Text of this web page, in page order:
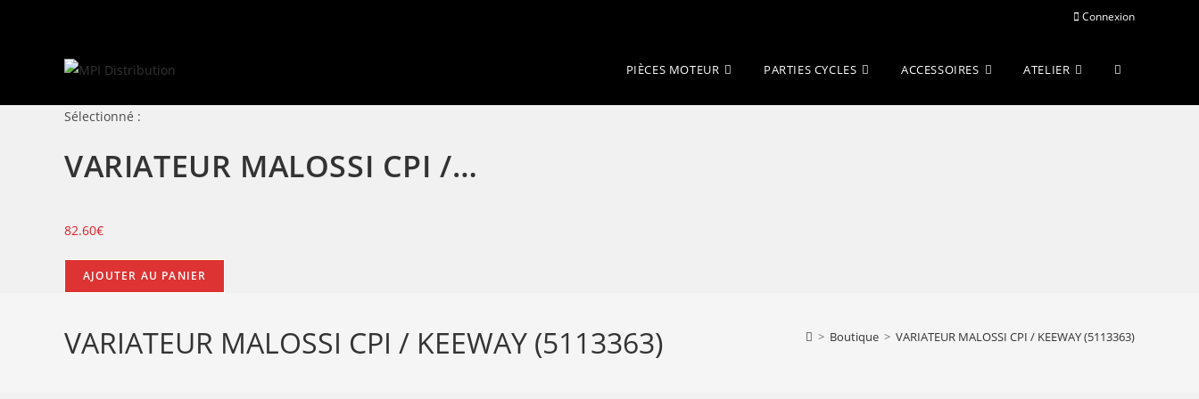
Connexion
PIÈCES MOTEUR PARTIES CYCLES ACCESSOIRES ATELIER Toggle
Sélectionné :
VARIATEUR MALOSSI CPI /…
82.60€
quantité
de
MALOSSI
CPI
AJOUTER AU PANIER
VARIATEUR MALOSSI CPI / KEEWAY (5113363) > Boutique > VARIATEUR MALOSSI CPI / KEEWAY (5113363)